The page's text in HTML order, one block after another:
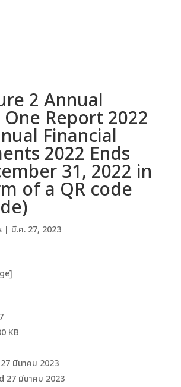
2 Annual
Report 2022
Financial
2022 Ends
31, 2022 in
of a QR code
| มี.ค. 27, 2023
KB
27 มีนาคม 2023
27 มีนาคม 2023